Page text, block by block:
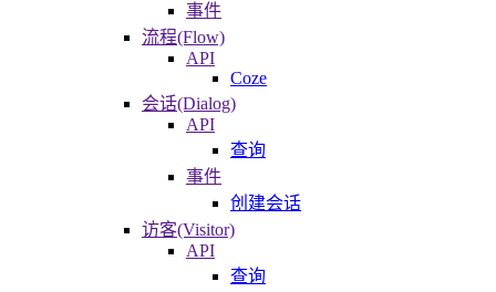
事件
流程(Flow)
API
Coze
会话(Dialog)
API
查询
事件
创建会话
访客(Visitor)
API
查询